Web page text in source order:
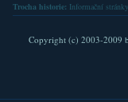
Trocha historie: Informační stránky
Copyright (c) 2003-2009